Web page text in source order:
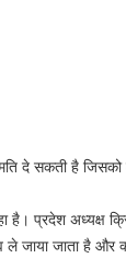
दे सकती है जिसको
है। प्रदेश अध्यक्ष
जाया जाता है और